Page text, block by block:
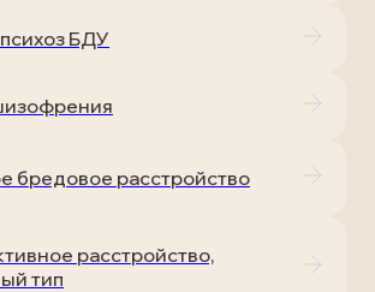
БДУ
бредовое расстройство
расстройство,
тип